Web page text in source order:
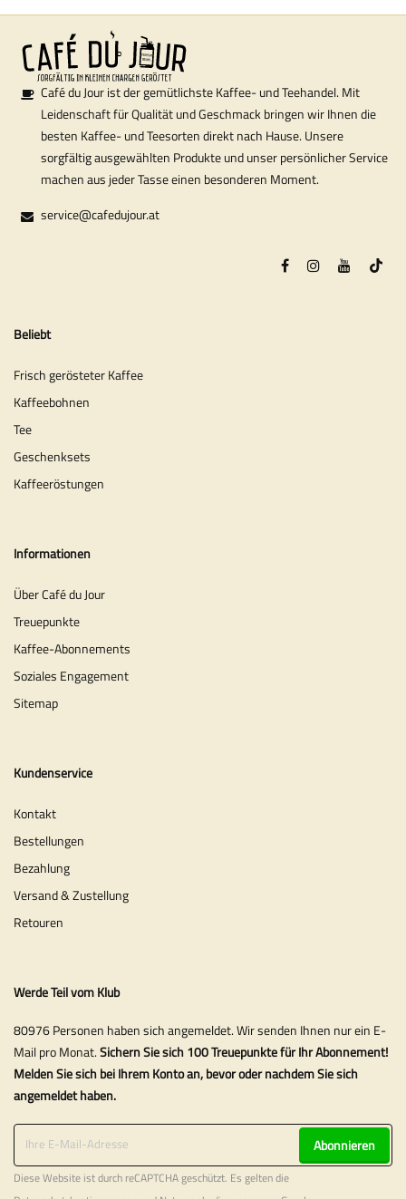
Café du Jour ist der gemütlichste Kaffee- und Teehandel. Mit
Leidenschaft für Qualität und Geschmack bringen wir Ihnen die
besten Kaffee- und Teesorten direkt nach Hause. Unsere
sorgfältig ausgewählten Produkte und unser persönlicher Service
machen aus jeder Tasse einen besonderen Moment.
service@cafedujour.at
Beliebt
Frisch gerösteter Kaffee
Kaffeebohnen
Tee
Geschenksets
Kaffeeröstungen
Informationen
Über Café du Jour
Treuepunkte
Kaffee-Abonnements
Soziales Engagement
Sitemap
Kundenservice
Kontakt
Bestellungen
Bezahlung
Versand & Zustellung
Retouren
Werde Teil vom Klub
80976 Personen haben sich angemeldet. Wir senden Ihnen nur ein E-
Mail pro Monat.Sichern Sie sich 100 Treuepunkte für Ihr Abonnement!
Melden Sie sich bei Ihrem Konto an, bevor oder nachdem Sie sich
angemeldet haben.
Abonnieren
Diese Website ist durch reCAPTCHA geschützt. Es gelten die